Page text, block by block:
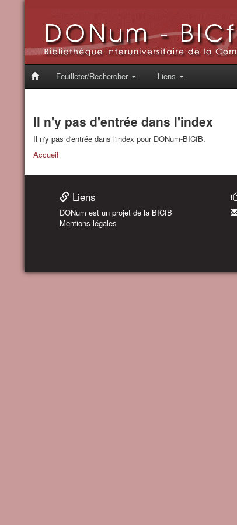
Feuilleter/Rechercher Liens
Il n'y pas d'entrée dans l'index
Il n'y pas d'entrée dans l'index pour DONum-BICfB.
Accueil
Liens
DONum est un projet de la BICfB
Mentions légales